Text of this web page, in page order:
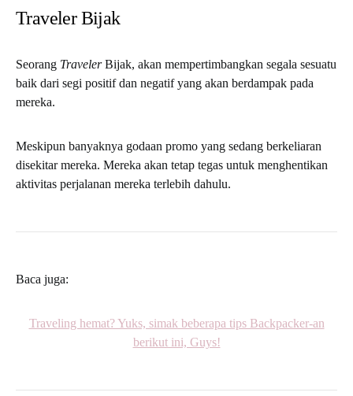
Traveler Bijak
Seorang TravelerBijak, akan mempertimbangkan segala sesuatu
baik dari segi positif dan negatif yang akan berdampak pada
mereka.
Meskipun banyaknya godaan promo yang sedang berkeliaran
disekitar mereka. Mereka akan tetap tegas untuk menghentikan
aktivitas perjalanan mereka terlebih dahulu.
Baca juga:
Traveling hemat? Yuks, simak beberapa tips Backpacker-an
berikut ini, Guys!